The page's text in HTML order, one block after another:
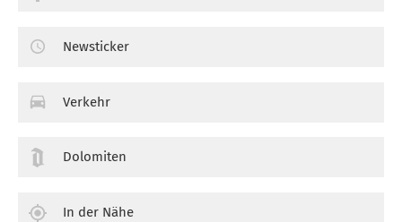
Newsticker
Verkehr
Dolomiten
In der Nähe